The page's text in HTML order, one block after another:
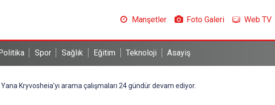
Manşetler Foto Galeri Web TV
Spor Sağlık Eğitim Teknoloji Asayiş
Yana Kryvosheia’yı arama çalışmaları 24 gündür devam ediyor.